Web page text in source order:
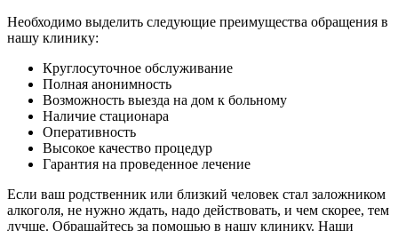
Необходимо выделить следующие преимущества обращения в
нашу клинику:
Круглосуточное обслуживание
Полная анонимность
Возможность выезда на дом к больному
Наличие стационара
Оперативность
Высокое качество процедур
Гарантия на проведенное лечение
Если ваш родственник или близкий человек стал заложником
алкоголя, не нужно ждать, надо действовать, и чем скорее, тем
лучше. Обращайтесь за помощью в нашу клинику. Наши